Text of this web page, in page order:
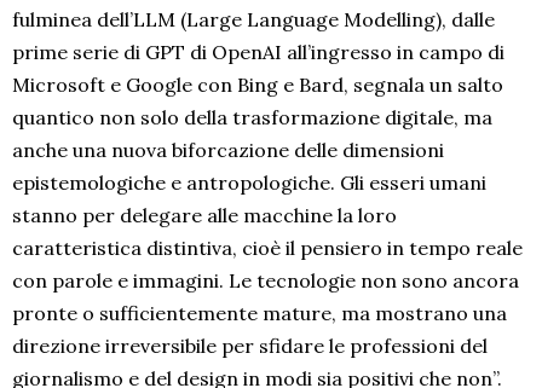
fulminea dell’LLM (Large Language Modelling), dalle
prime serie di GPT di OpenAI all’ingresso in campo di
Microsoft e Google con Bing e Bard, segnala un salto
quantico non solo della trasformazione digitale, ma
anche una nuova biforcazione delle dimensioni
epistemologiche e antropologiche. Gli esseri umani
stanno per delegare alle macchine la loro
caratteristica distintiva, cioè il pensiero in tempo reale
con parole e immagini. Le tecnologie non sono ancora
pronte o sufficientemente mature, ma mostrano una
direzione irreversibile per sfidare le professioni del
giornalismo e del design in modi sia positivi che non”.